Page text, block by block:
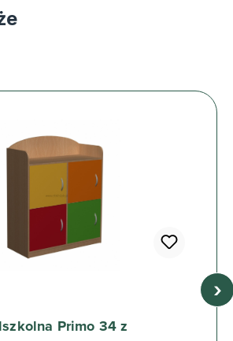
Primo 34 z
›